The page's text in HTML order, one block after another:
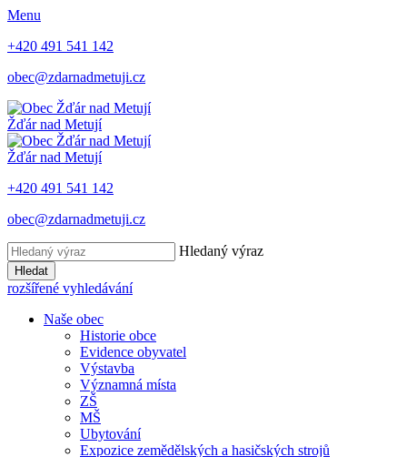
Menu
+420 491 541 142
obec@zdarnadmetuji.cz
Žďár nad Metují
Žďár nad Metují
+420 491 541 142
obec@zdarnadmetuji.cz
Hledaný výraz
Hledat
rozšířené vyhledávání
Naše obec
Historie obce
Evidence obyvatel
Výstavba
Významná místa
ZŠ
MŠ
Ubytování
Expozice zemědělských a hasičských strojů